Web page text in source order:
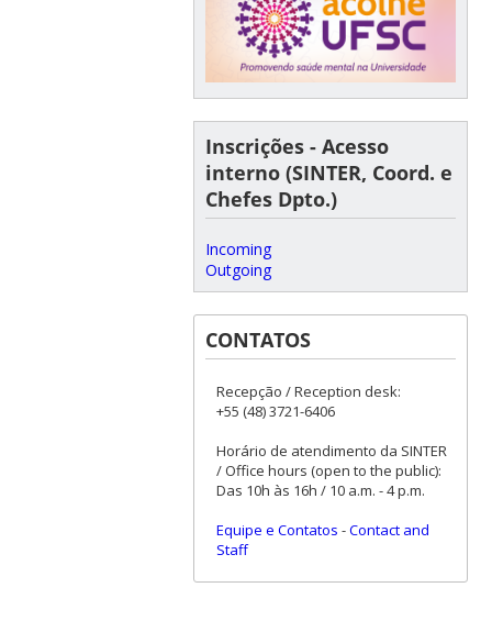
Inscrições - Acesso
interno (SINTER, Coord. e
Chefes Dpto.)
Incoming
Outgoing
CONTATOS
Recepção / Reception desk:
+55 (48) 3721-6406
Horário de atendimento da SINTER
/ Office hours (open to the public):
Das 10h às 16h / 10 a.m. - 4 p.m.
Equipe e Contatos -Contact and
Staff